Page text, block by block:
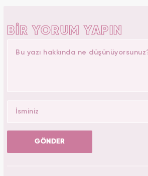
BİR YORUM YAPIN
GÖNDER